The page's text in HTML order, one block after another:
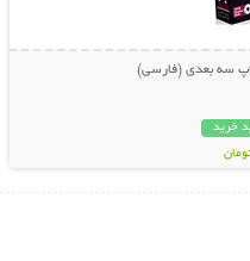
سه بعدی (فارسی)
خرید